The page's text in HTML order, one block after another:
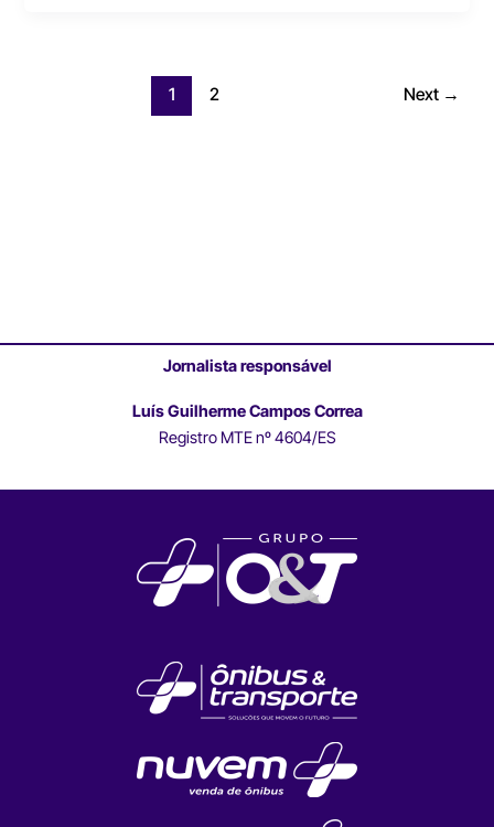
1 2 Next →
Jornalista responsável
Luís Guilherme Campos Correa
Registro MTE nº 4604/ES